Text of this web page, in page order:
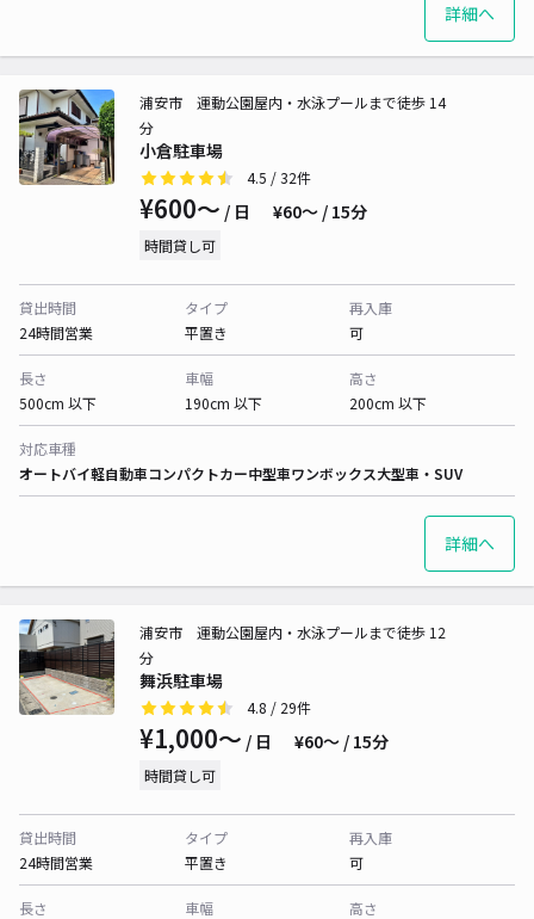
詳細へ
小倉駐車場
浦安市 運動公園屋内・水泳プールまで徒歩 14
分
4.5 / 32件
¥600〜 / 日 ¥60〜 / 15分
時間貸し可
貸出時間
24時間営業
タイプ
平置き
再入庫
可
長さ
500cm 以下
車幅
190cm 以下
高さ
200cm 以下
対応車種
オートバイ軽自動車コンパクトカー中型車ワンボックス大型車・SUV
詳細へ
舞浜駐車場
浦安市 運動公園屋内・水泳プールまで徒歩 12
分
4.8 / 29件
¥1,000〜 / 日 ¥60〜 / 15分
時間貸し可
貸出時間
24時間営業
タイプ
平置き
再入庫
可
長さ
車幅
高さ